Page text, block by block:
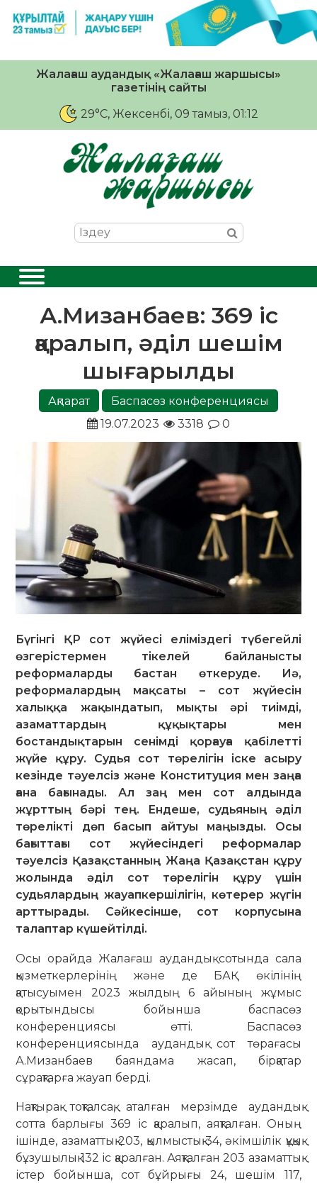
Жалағаш аудандық «Жалағаш жаршысы»
газетінің сайты
29°C, Жексенбі, 09 тамыз, 01:12
А.Мизанбаев: 369 іс
қаралып, әділ шешім
шығарылды
Ақпарат
Баспасөз конференциясы
19.07.2023
3318 0
Бүгінгі ҚР сот жүйесі еліміздегі түбегейлі
өзгерістермен тікелей байланысты
реформаларды бастан өткеруде. Иә,
реформалардың мақсаты – сот жүйесін
халыққа жақындатып, мықты әрі тиімді,
азаматтардың құқықтары мен
бостандықтарын сенімді қорғауға қабілетті
жүйе құру. Судья сот төрелігін іске асыру
кезінде тәуелсіз және Конституция мен заңға
ғана бағынады. Ал заң мен сот алдында
жұрттың бәрі тең. Ендеше, судьяның әділ
төрелікті дөп басып айтуы маңызды. Осы
бағыттағы сот жүйесіндегі реформалар
тәуелсіз Қазақстанның Жаңа Қазақстан құру
жолында әділ сот төрелігін құру үшін
судьялардың жауапкершілігін, көтерер жүгін
арттырады. Сәйкесінше, сот корпусына
талаптар күшейтілді.
Осы орайда Жалағаш аудандық сотында сала
қызметкерлерінің және де БАҚ өкілінің
қатысуымен 2023 жылдың 6 айының жұмыс
қорытындысы бойын­ша баспасөз
конференциясы өтті. Бас­пасөз
конференциясында ау­дандық сот төрағасы
А.Мизанбаев баян­дама жа­сап, бірқатар
сұрақтарға жауап берді.
Нақтырақ тоқталсақ, аталған мер­зімде аудандық
сотта барлығы 369 іс қаралып, аяқталған. Оның
ішін­де, азаматтық 203, қылмыстық 34, әкім­шілік құқық
бұзушылық 132 іс қа­рал­ған. Аяқталған 203 азаматтық
істер бойынша, сот бұйрығы 24, шешім 117,